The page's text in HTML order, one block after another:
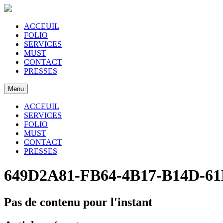
ACCEUIL
FOLIO
SERVICES
MUST
CONTACT
PRESSES
Menu
ACCEUIL
SERVICES
FOLIO
MUST
CONTACT
PRESSES
649D2A81-FB64-4B17-B14D-
Pas de contenu pour l'instant